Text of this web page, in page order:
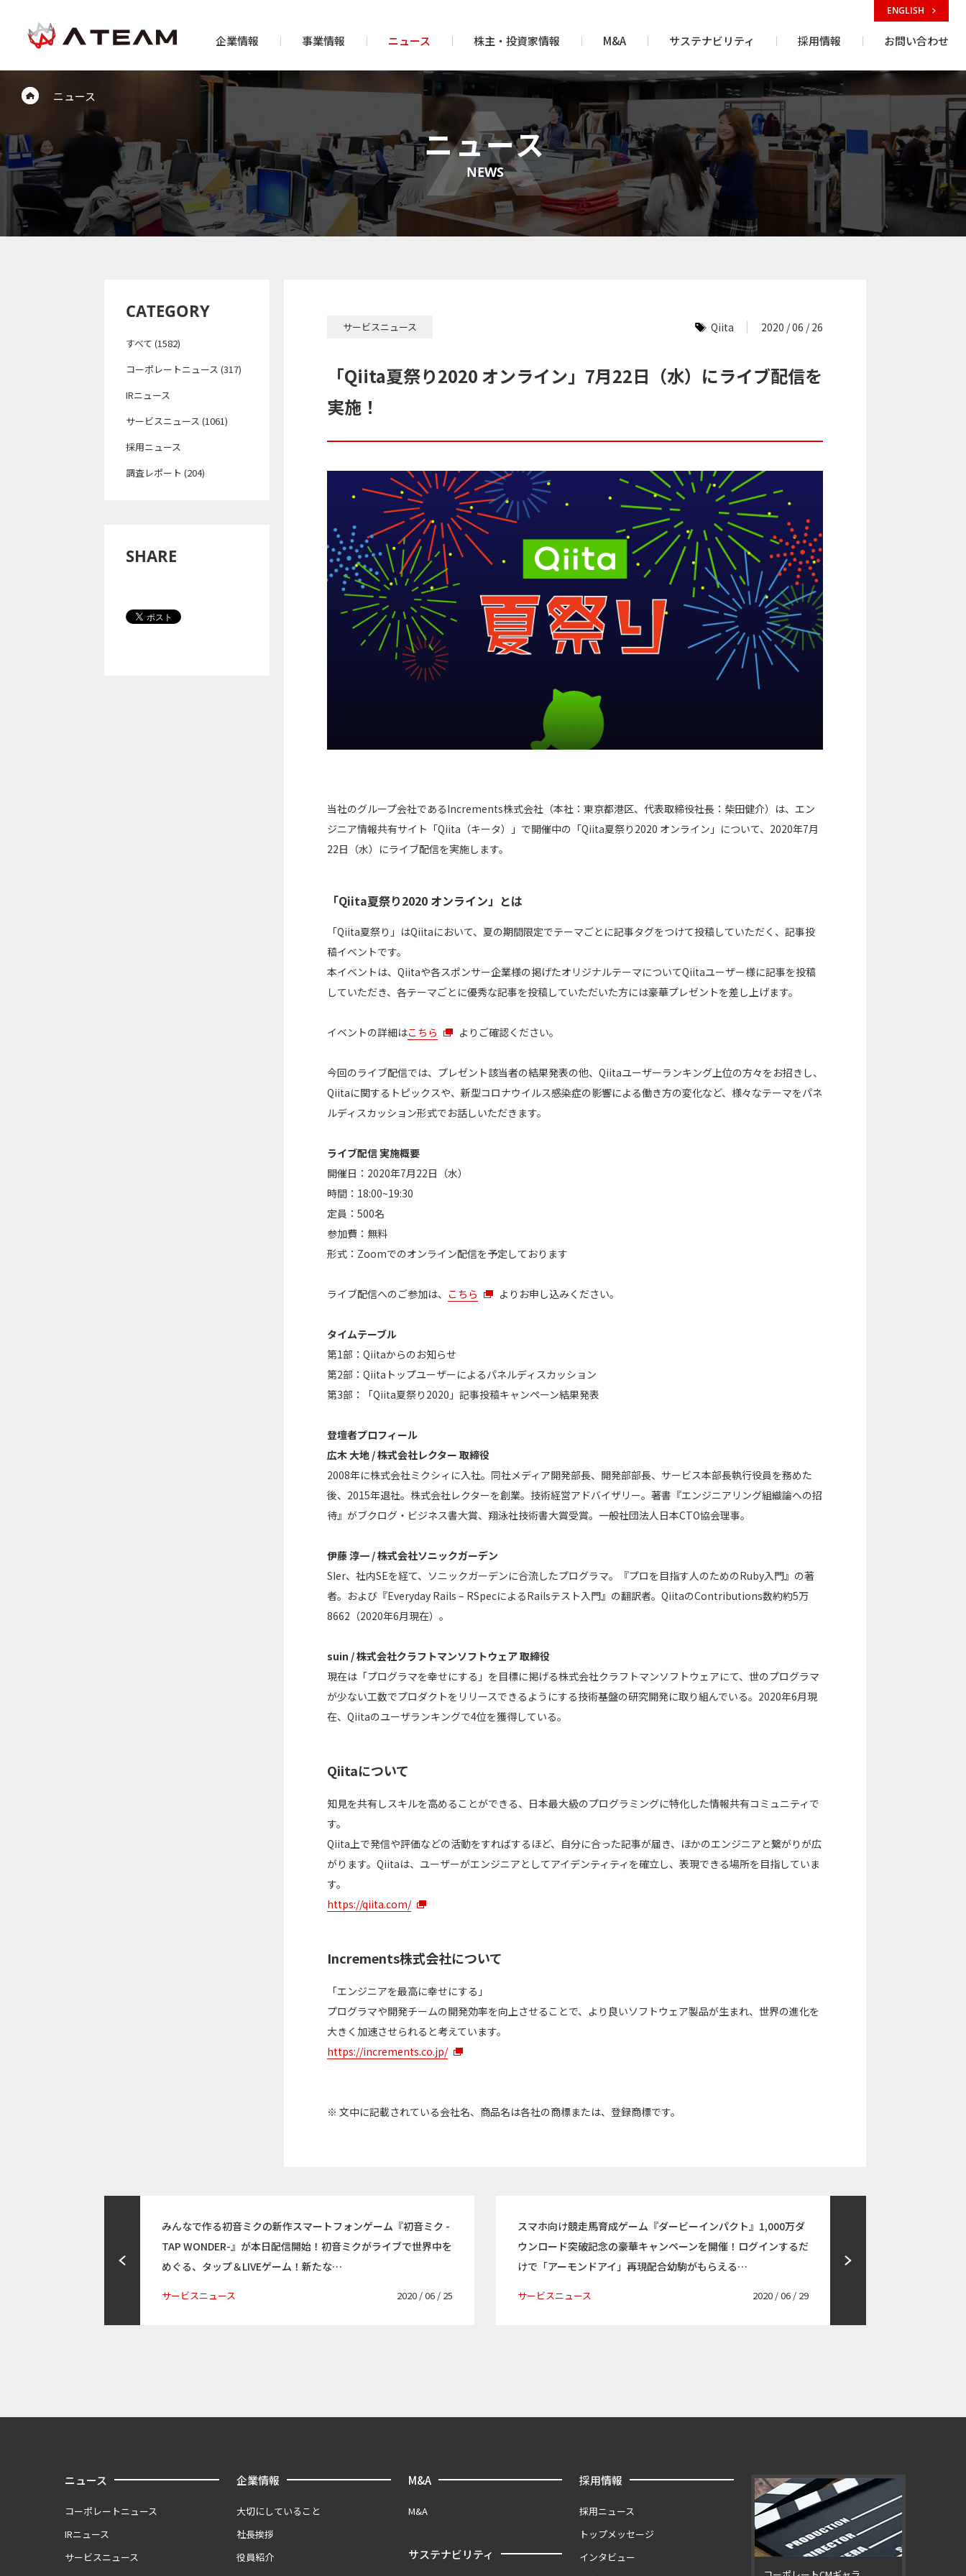
企業情報 事業情報 ニュース 株主・投資家情報 M&A サステナビリティ 採用情報 お問い合わせ
ENGLISH
ニュース
ニュース
NEWS
CATEGORY
すべて (1582)
コーポレートニュース (317)
IRニュース
サービスニュース (1061)
採用ニュース
調査レポート (204)
SHARE
サービスニュース Qiita 2020 / 06 / 26
「Qiita夏祭り2020 オンライン」7月22日（水）にライブ配信を
実施！
当社のグループ会社であるIncrements株式会社（本社：東京都港区、代表取締役社長：柴田健介）は、エン
ジニア情報共有サイト「Qiita（キータ）」で開催中の「Qiita夏祭り2020 オンライン」について、2020年7月
22日（水）にライブ配信を実施します。
「Qiita夏祭り2020 オンライン」とは
「Qiita夏祭り」はQiitaにおいて、夏の期間限定でテーマごとに記事タグをつけて投稿していただく、記事投
稿イベントです。
本イベントは、Qiitaや各スポンサー企業様の掲げたオリジナルテーマについてQiitaユーザー様に記事を投稿
していただき、各テーマごとに優秀な記事を投稿していただいた方には豪華プレゼントを差し上げます。
イベントの詳細はこちら よりご確認ください。
今回のライブ配信では、プレゼント該当者の結果発表の他、Qiitaユーザーランキング上位の方々をお招きし、
Qiitaに関するトピックスや、新型コロナウイルス感染症の影響による働き方の変化など、様々なテーマをパネ
ルディスカッション形式でお話しいただきます。
ライブ配信 実施概要
開催日：2020年7月22日（水）
時間：18:00~19:30
定員：500名
参加費：無料
形式：Zoomでのオンライン配信を予定しております
ライブ配信へのご参加は、 こちら よりお申し込みください。
タイムテーブル
第1部：Qiitaからのお知らせ
第2部：Qiitaトップユーザーによるパネルディスカッション
第3部：「Qiita夏祭り2020」記事投稿キャンペーン結果発表
登壇者プロフィール
広木 大地 / 株式会社レクター 取締役
2008年に株式会社ミクシィに入社。同社メディア開発部長、開発部部長、サービス本部長執行役員を務めた
後、2015年退社。株式会社レクターを創業。技術経営アドバイザリー。著書『エンジニアリング組織論への招
待』がブクログ・ビジネス書大賞、翔泳社技術書大賞受賞。一般社団法人日本CTO協会理事。
伊藤 淳一 / 株式会社ソニックガーデン
SIer、社内SEを経て、ソニックガーデンに合流したプログラマ。『プロを目指す人のためのRuby入門』の著
者。および『Everyday Rails – RSpecによるRailsテスト入門』の翻訳者。QiitaのContributions数約約5万
8662（2020年6月現在）。
suin / 株式会社クラフトマンソフトウェア 取締役
現在は「プログラマを幸せにする」を目標に掲げる株式会社クラフトマンソフトウェアにて、世のプログラマ
が少ない工数でプロダクトをリリースできるようにする技術基盤の研究開発に取り組んでいる。2020年6月現
在、Qiitaのユーザランキングで4位を獲得している。
Qiitaについて
知見を共有しスキルを高めることができる、日本最大級のプログラミングに特化した情報共有コミュニティで
す。
Qiita上で発信や評価などの活動をすればするほど、自分に合った記事が届き、ほかのエンジニアと繋がりが広
がります。Qiitaは、ユーザーがエンジニアとしてアイデンティティを確立し、表現できる場所を目指していま
す。
https://qiita.com/
Increments株式会社について
「エンジニアを最高に幸せにする」
プログラマや開発チームの開発効率を向上させることで、より良いソフトウェア製品が生まれ、世界の進化を
大きく加速させられると考えています。
https://increments.co.jp/
※ 文中に記載されている会社名、商品名は各社の商標または、登録商標です。
みんなで作る初音ミクの新作スマートフォンゲーム『初音ミク -
TAP WONDER-』が本日配信開始！初音ミクがライブで世界中を
めぐる、タップ＆LIVEゲーム！新たな…
サービスニュース 2020 / 06 / 25
スマホ向け競走馬育成ゲーム『ダービーインパクト』1,000万ダ
ウンロード突破記念の豪華キャンペーンを開催！ログインするだ
けで「アーモンドアイ」再現配合幼駒がもらえる…
サービスニュース 2020 / 06 / 29
ニュース
コーポレートニュース
IRニュース
サービスニュース
企業情報
大切にしていること
社長挨拶
役員紹介
M&A
M&A
サステナビリティ
採用情報
採用ニュース
トップメッセージ
インタビュー